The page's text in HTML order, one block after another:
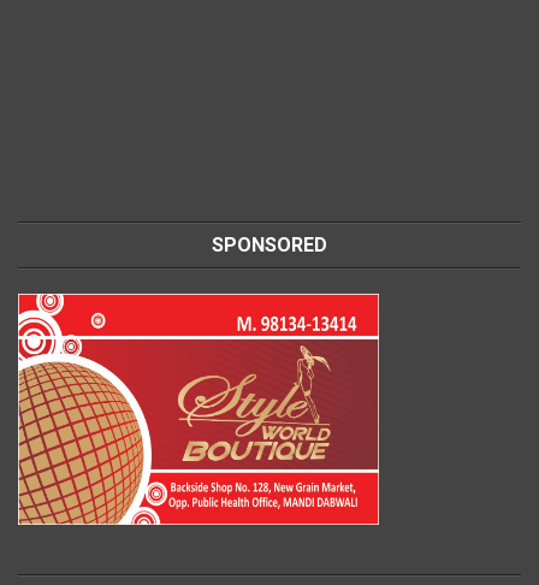
SPONSORED